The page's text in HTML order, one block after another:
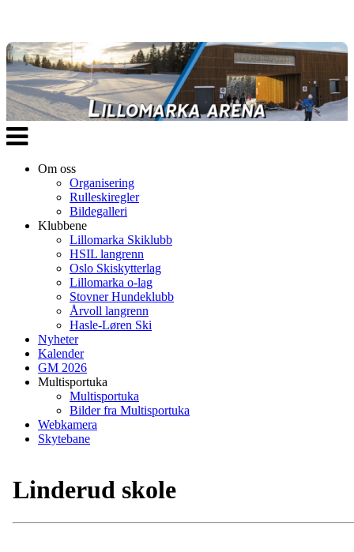
Veksle
navigasjon
Om oss
Organisering
Rulleskiregler
Bildegalleri
Klubbene
Lillomarka Skiklubb
HSIL langrenn
Oslo Skiskytterlag
Lillomarka o-lag
Stovner Hundeklubb
Årvoll langrenn
Hasle-Løren Ski
Nyheter
Kalender
GM 2026
Multisportuka
Multisportuka
Bilder fra Multisportuka
Webkamera
Skytebane
Linderud skole